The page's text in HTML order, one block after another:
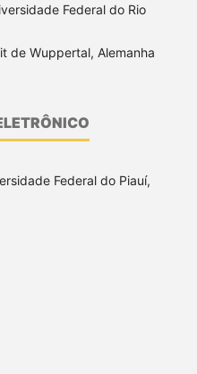
Federal do Rio
de Wuppertal, Alemanha
Federal do Piauí,